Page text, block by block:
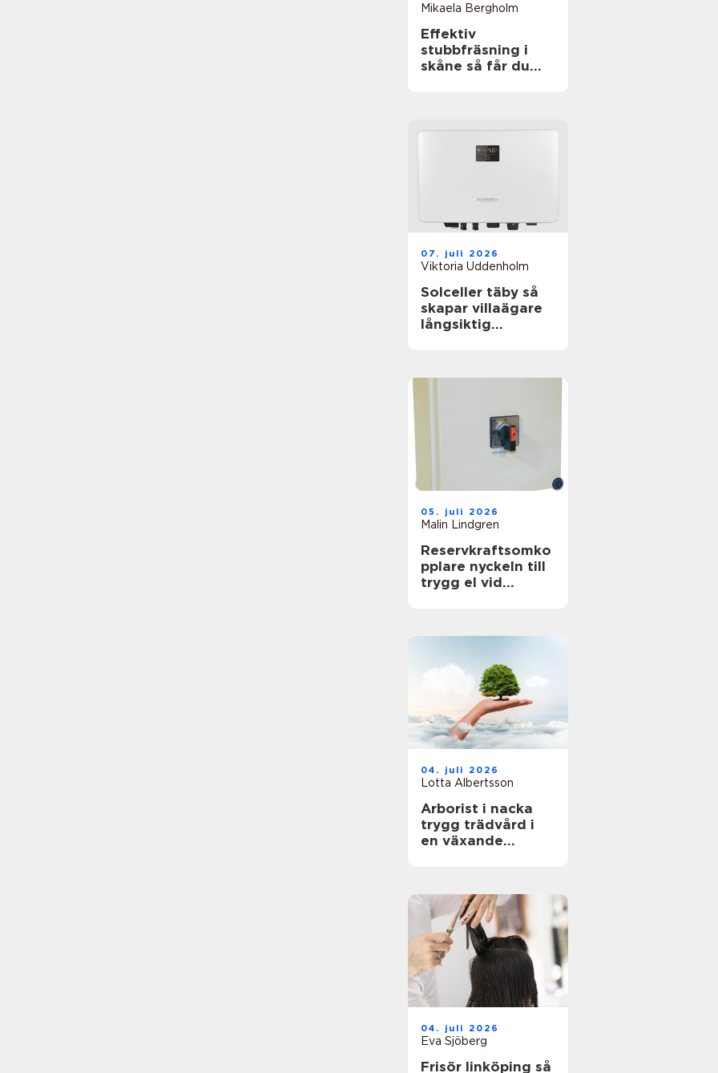
Mikaela Bergholm
Effektiv
stubbfräsning i
skåne så får du
07. juli 2026
Viktoria Uddenholm
Solceller täby så
skapar villaägare
långsiktig
05. juli 2026
Malin Lindgren
Reservkraftsomko
pplare nyckeln till
trygg el vid
04. juli 2026
Lotta Albertsson
Arborist i nacka
trygg trädvård i
en växande
04. juli 2026
Eva Sjöberg
Frisör linköping så